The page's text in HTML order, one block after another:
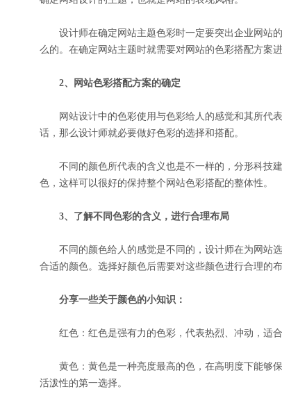
设计师在确定网站主题色彩时一定要突出企业网站的
么的。在确定网站主题时就需要对网站的色彩搭配方案进
2、网站色彩搭配方案的确定
网站设计中的色彩使用与色彩给人的感觉和其所代表
话，那么设计师就必要做好色彩的选择和搭配。
不同的颜色所代表的含义也是不一样的，分形科技建
色，这样可以很好的保持整个网站色彩搭配的整体性。
3、了解不同色彩的含义，进行合理布局
不同的颜色给人的感觉是不同的，设计师在为网站选
合适的颜色。选择好颜色后需要对这些颜色进行合理的
分享一些关于颜色的小知识：
红色：红色是强有力的色彩，代表热烈、冲动，适合
黄色：黄色是一种亮度最高的色，在高明度下能够保
活泼性的第一选择。